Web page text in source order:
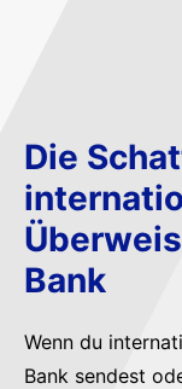
Die
Bank
Wenn du
Bank sendest